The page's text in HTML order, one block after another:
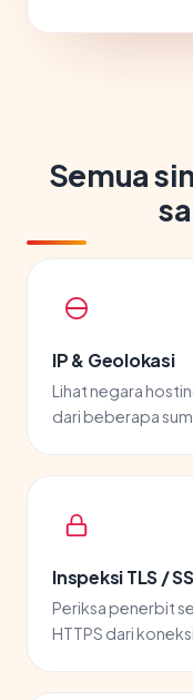
Semua
IP & Geolokasi
Lihat negara
dari beberapa
Inspeksi TLS /
Periksa penerbit
HTTPS dari